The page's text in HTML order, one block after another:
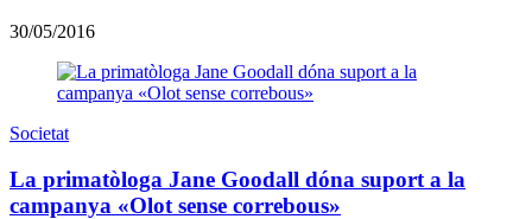
30/05/2016
Societat
La primatòloga Jane Goodall dóna suport a la
campanya «Olot sense correbous»